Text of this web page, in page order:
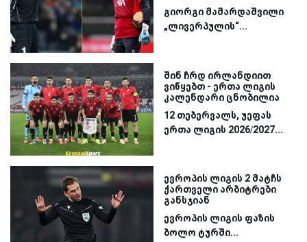
გიორგი მამარდაშვილი
„ლივერპულის“...
შინ ჩრდ ირლანდიით
ვიწყებთ - ერთა ლიგის
კალენდარი ცნობილია
12 თებერვალს, უეფას
ერთა ლიგის 2026/2027...
ევროპის ლიგის 2 მატჩს
ქართველი არბიტრები
განსჯიან
ევროპის ლიგის ფაზის
ბოლო ტურში...